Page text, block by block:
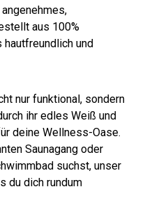
aus 100%
und
nur funktional, sondern
ihr edles Weiß und
deine Wellness-Oase.
Saunagang oder
suchst, unser
du dich rundum